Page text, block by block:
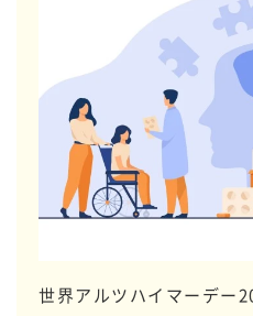
世界アルツハイマーデー